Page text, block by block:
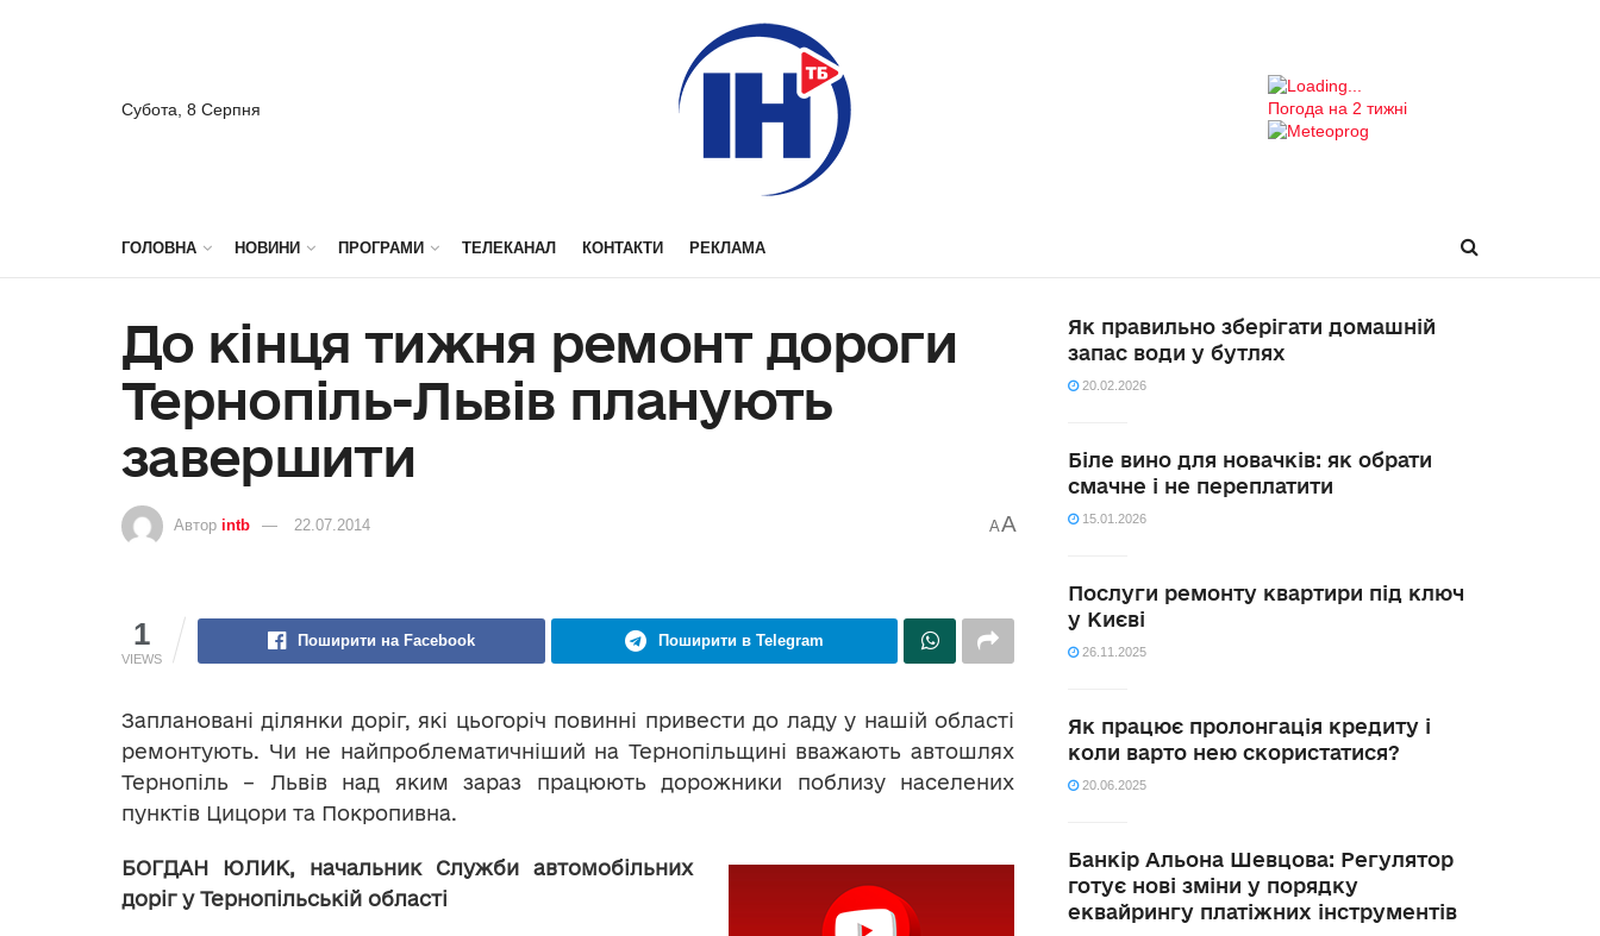
Субота, 8 Серпня Погода на 2 тижні
ГОЛОВНА НОВИНИ ПРОГРАМИ ТЕЛЕКАНАЛ КОНТАКТИ РЕКЛАМА
До кінця тижня ремонт дороги
Тернопіль-Львів планують
завершити
Автор intb 22.07.2014 AA
1
VIEWS
Поширити на Facebook Поширити в Telegram
Заплановані ділянки доріг, які цьогоріч повинні привести до ладу у нашій області
ремонтують. Чи не найпроблематичніший на Тернопільщині вважають автошлях
Тернопіль – Львів над яким зараз працюють дорожники поблизу населених
пунктів Цицори та Покропивна.
БОГДАН ЮЛИК, начальник Служби автомобільних
доріг у Тернопільській області
Як правильно зберігати домашній
запас води у бутлях
20.02.2026
Біле вино для новачків: як обрати
смачне і не переплатити
15.01.2026
Послуги ремонту квартири під ключ
у Києві
26.11.2025
Як працює пролонгація кредиту і
коли варто нею скористатися?
20.06.2025
Банкір Альона Шевцова: Регулятор
готує нові зміни у порядку
еквайрингу платіжних інструментів